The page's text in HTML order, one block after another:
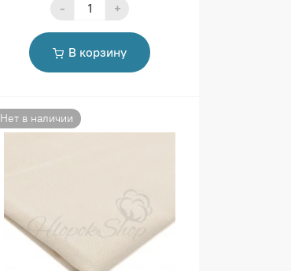
- +
В корзину
Нет в наличии